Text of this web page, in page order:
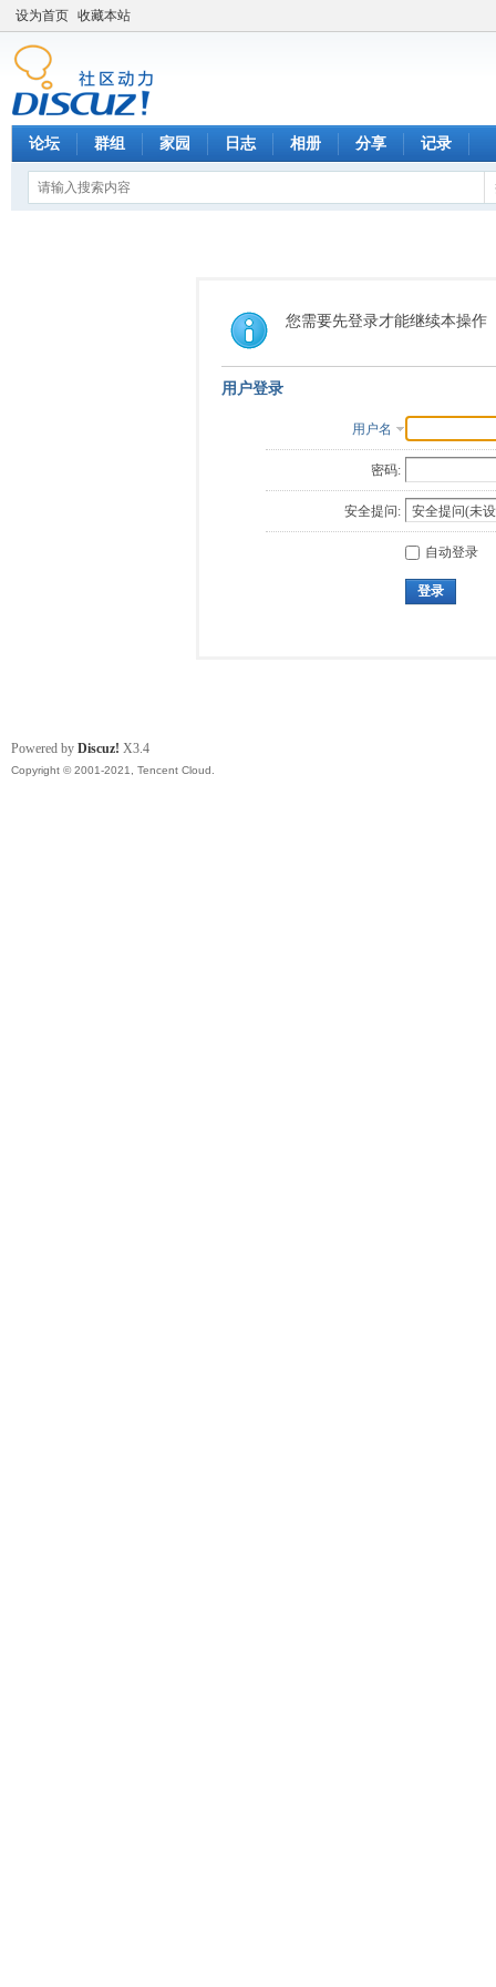
设为首页 收藏本站
论坛 群组 家园 日志 相册 分享 记录
您需要先登录才能继续本操作
用户登录
用户名
密码:
安全提问:
自动登录
登录
Powered by Discuz! X3.4
Copyright © 2001-2021, Tencent Cloud.